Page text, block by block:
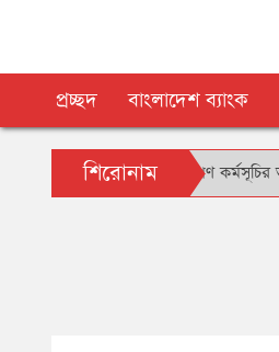
প্রচ্ছদ বাংলাদেশ ব্যাংক
শিরোনাম
স্টেশন প্রাঙ্গণে বৃক্ষরোপণ কর্মসূচির